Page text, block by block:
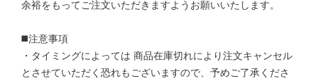
余裕をもってご注文いただきますようお願いいたします。
◼️注意事項
・タイミングによっては 商品在庫切れにより注文キャンセル
とさせていただく恐れもございますので、予めご了承くださ